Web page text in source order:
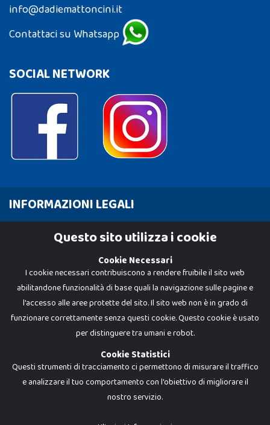
info@dadiemattoncini.it
Contattaci su Whatsapp
SOCIAL NETWORK
INFORMAZIONI LEGALI
Cookie Policy
Dadi e Mattoncini è un brand di Giocabene Srl. Ogni riproduzione o utilizzo non
Questo sito utilizza i cookie
Cookie Necessari
I cookie necessari contribuiscono a rendere fruibile il sito web
abilitandone funzionalità di base quali la navigazione sulle pagine e
l'accesso alle aree protette del sito. Il sito web non è in grado di
funzionare correttamente senza questi cookie. Questo cookie è usato
per distinguere tra umani e robot.
Cookie Statistici
Questi strumenti di tracciamento ci permettono di misurare il traffico
e analizzare il tuo comportamento con l'obiettivo di migliorare il
nostro servizio.